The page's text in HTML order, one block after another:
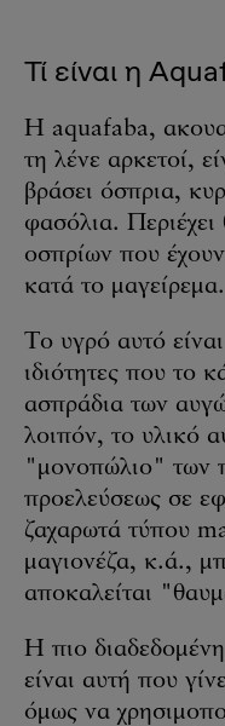
Τί είναι η
Η aquafaba,
τη λένε αρκετοί,
βράσει όσπρια,
φασόλια. Περιέχει
οσπρίων που
κατά το μαγείρεμα.
Το υγρό αυτό
ιδιότητες που το
ασπράδια των
λοιπόν, το υλικό
"μονοπώλιο" των
προελεύσεως σε
ζαχαρωτά τύπου
μαγιονέζα, κ.ά.,
αποκαλείται
Η πιο
είναι αυτή που
όμως να